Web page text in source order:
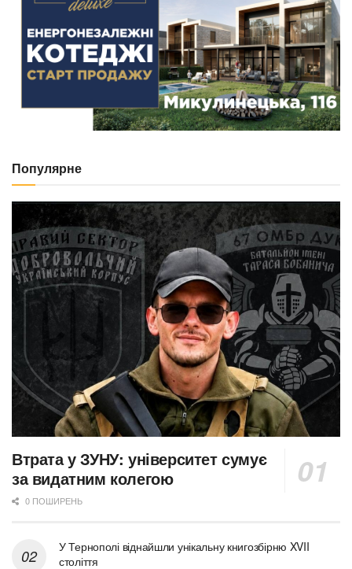
Популярне
Втрата у ЗУНУ: університет сумує
за видатним колегою
0 ПОШИРЕНЬ
У Тернополі віднайшли унікальну книгозбірню XVII
століття